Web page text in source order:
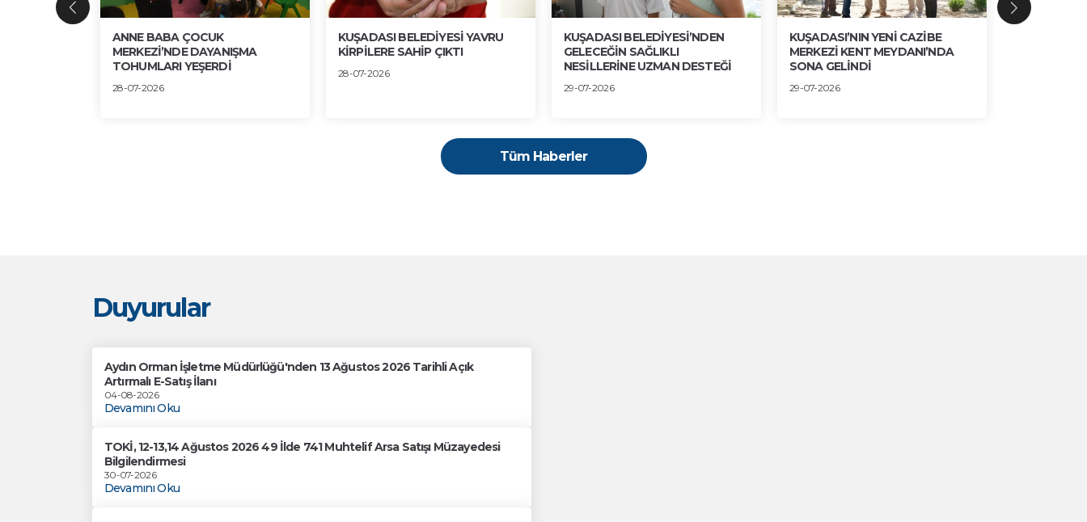
ANNE BABA ÇOCUK
MERKEZİ’NDE DAYANIŞMA
TOHUMLARI YEŞERDİ
28-07-2026
KUŞADASI BELEDİYESİ YAVRU
KİRPİLERE SAHİP ÇIKTI
28-07-2026
KUŞADASI BELEDİYESİ’NDEN
GELECEĞİN SAĞLIKLI
NESİLLERİNE UZMAN DESTEĞİ
29-07-2026
KUŞADASI’NIN YENİ CAZİBE
MERKEZİ KENT MEYDANI’NDA
SONA GELİNDİ
29-07-2026
Tüm Haberler
Duyurular
Aydın Orman İşletme Müdürlüğü'nden 13 Ağustos 2026 Tarihli Açık
Artırmalı E-Satış İlanı
04-08-2026
Devamını Oku
TOKİ, 12-13,14 Ağustos 2026 49 İlde 741 Muhtelif Arsa Satışı Müzayedesi
Bilgilendirmesi
30-07-2026
Devamını Oku